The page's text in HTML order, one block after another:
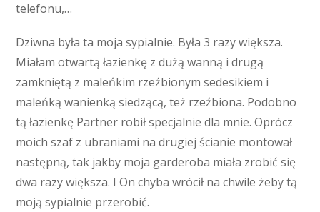
telefonu,…
Dziwna była ta moja sypialnie. Była 3 razy większa.
Miałam otwartą łazienkę z dużą wanną i drugą
zamkniętą z maleńkim rzeźbionym sedesikiem i
maleńką wanienką siedzącą, też rzeźbiona. Podobno
tą łazienkę Partner robił specjalnie dla mnie. Oprócz
moich szaf z ubraniami na drugiej ścianie montował
następną, tak jakby moja garderoba miała zrobić się
dwa razy większa. I On chyba wrócił na chwile żeby tą
moją sypialnie przerobić.